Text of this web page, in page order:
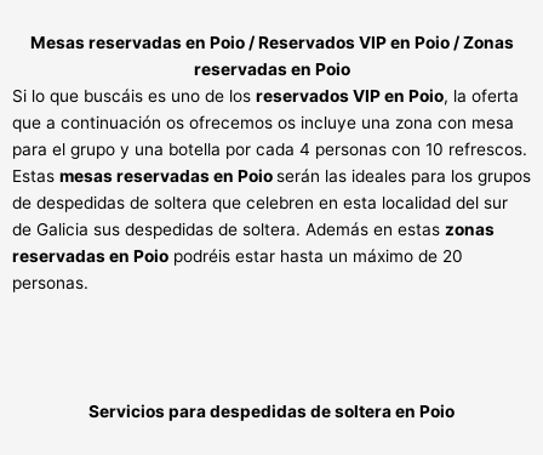
Mesas reservadas en Poio / Reservados VIP en Poio / Zonas
reservadas en Poio
Si lo que buscáis es uno de los reservados VIP en Poio, la oferta
que a continuación os ofrecemos os incluye una zona con mesa
para el grupo y una botella por cada 4 personas con 10 refrescos.
Estas mesas reservadas en Poioserán las ideales para los grupos
de despedidas de soltera que celebren en esta localidad del sur
de Galicia sus despedidas de soltera. Además en estas zonas
reservadas en Poio podréis estar hasta un máximo de 20
personas.
Servicios para despedidas de soltera en Poio